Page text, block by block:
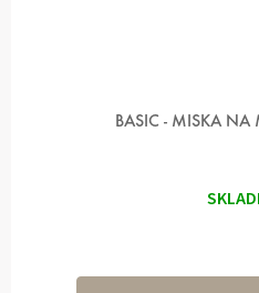
BASIC - MISKA NA